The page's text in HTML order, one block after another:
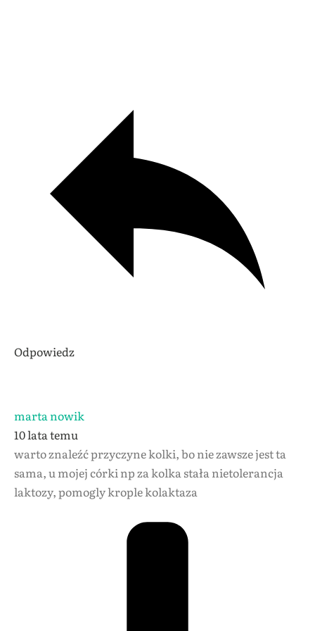
Odpowiedz
marta nowik
10 lata temu
warto znaleźć przyczyne kolki, bo nie zawsze jest ta
sama, u mojej córki np za kolka stała nietolerancja
laktozy, pomogly krople kolaktaza